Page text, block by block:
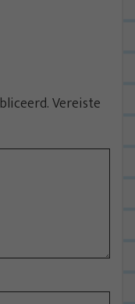
Vereiste